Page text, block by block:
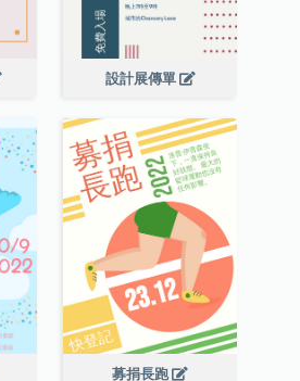
設計展傳單
募捐長跑